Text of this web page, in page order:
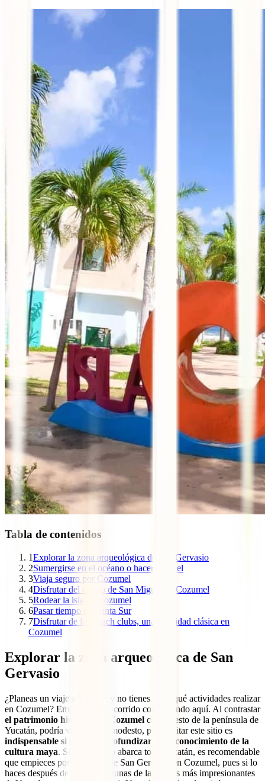
Tabla de contenidos
1Explorar la zona arqueológica de San Gervasio
2Sumergirse en el océano o hacer snorkel
3Viaja seguro por Cozumel
4Disfrutar del centro de San Miguel de Cozumel
5Rodear la isla de Cozumel
6Pasar tiempo en Punta Sur
7Disfrutar de los beach clubs, una actividad clásica en
Cozumel
Explorar la zona arqueológica de San
Gervasio
¿Planeas un viaje a Yucatán y no tienes claro qué actividades realizar
en Cozumel? Emprende tu recorrido comenzando aquí. Al contrastar
el patrimonio histórico de Cozumel con el resto de la península de
Yucatán, podría verse como modesto, pero visitar este sitio es
indispensable si se desea profundizar en el conocimiento de la
cultura maya. Si tu itinerario abarca todo Yucatán, es recomendable
que empieces por el recinto de San Gervasio en Cozumel, pues si lo
haces después de conocer algunas de las ruinas más impresionantes